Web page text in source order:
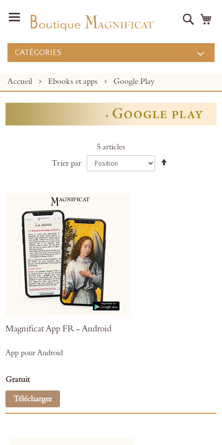
CATÉGORIES
Accueil Ebooks et apps Google Play
5 articles
Trier par
Magnificat App FR - Android
App pour Android
Gratuit
Télécharger